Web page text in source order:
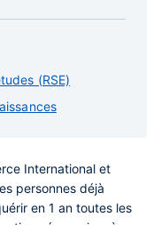
(RSE)
International et
personnes déjà
en 1 an toutes les